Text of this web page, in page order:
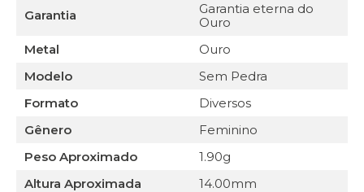
Garantia
Garantia eterna do
Ouro
Metal
Ouro
Modelo
Sem Pedra
Formato
Diversos
Gênero
Feminino
Peso Aproximado
1.90g
Altura Aproximada
14.00mm